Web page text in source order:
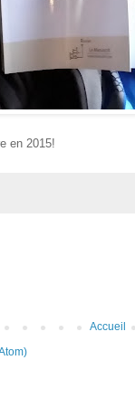
en 2015!
Accueil